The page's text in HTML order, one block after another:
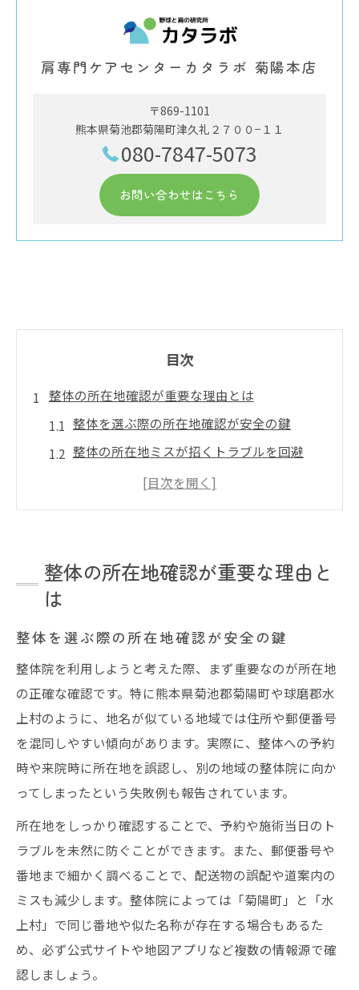
肩専門ケアセンターカタラボ 菊陽本店
〒869-1101
熊本県菊池郡菊陽町津久礼２７００−１１
080-7847-5073
お問い合わせはこちら
目次
整体の所在地確認が重要な理由とは
整体を選ぶ際の所在地確認が安全の鍵
整体の所在地ミスが招くトラブルを回避
整体利用前に確認すべきポイントとは
郵便番号と整体所在地の関係を理解しよう
菊陽町や水上村で間違えやすい住所チェック法
整体利用時に役立つ住所の見分け方
似た地名での整体所在地判別テクニック
整体の住所表記で混乱しないための工夫
整体院選びは郵便番号の違いに要注意
整体の郵便番号検索で見落としがちな点
整体所在地の郵便番号を正確に調べる方法
整体選択時の郵便番号入力ミスを防ぐコツ
郵便番号から整体所在地を逆引きする手順
整体を利用する前に知りたい地域情報
整体院利用時に役立つ地域情報の集め方
整体と地域の特徴を事前にチェックする意
義
整体の所在地確認が重要な理由と
は
整体を選ぶ際の所在地確認が安全の鍵
整体院を利用しようと考えた際、まず重要なのが所在地
の正確な確認です。特に熊本県菊池郡菊陽町や球磨郡水
上村のように、地名が似ている地域では住所や郵便番号
を混同しやすい傾向があります。実際に、整体への予約
時や来院時に所在地を誤認し、別の地域の整体院に向か
ってしまったという失敗例も報告されています。
所在地をしっかり確認することで、予約や施術当日のト
ラブルを未然に防ぐことができます。また、郵便番号や
番地まで細かく調べることで、配送物の誤配や道案内の
ミスも減少します。整体院によっては「菊陽町」と「水
上村」で同じ番地や似た名称が存在する場合もあるた
め、必ず公式サイトや地図アプリなど複数の情報源で確
認しましょう。